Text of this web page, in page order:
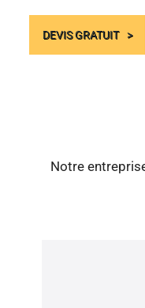
DEVIS GRATUIT
Notre